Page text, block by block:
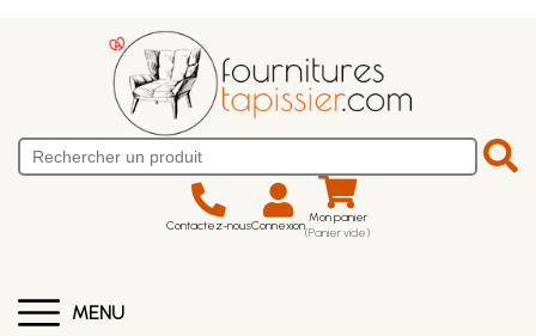
Contactez-nousConnexion Mon panier
(Panier vide)
MENU